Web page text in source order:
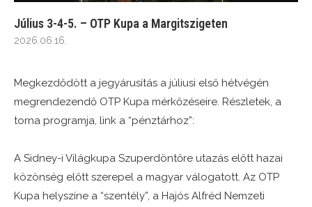
Július 3-4-5. – OTP Kupa a Margitszigeten
2026.06.16.
Megkezdődött a jegyárusítás a júliusi első hétvégén
megrendezendő OTP Kupa mérkőzéseire. Részletek, a
torna programja, link a “pénztárhoz”:
A Sidney-i Világkupa Szuperdöntőre utazás előtt hazai
közönség előtt szerepel a magyar válogatott. Az OTP
Kupa helyszíne a “szentély”, a Hajós Alfréd Nemzeti